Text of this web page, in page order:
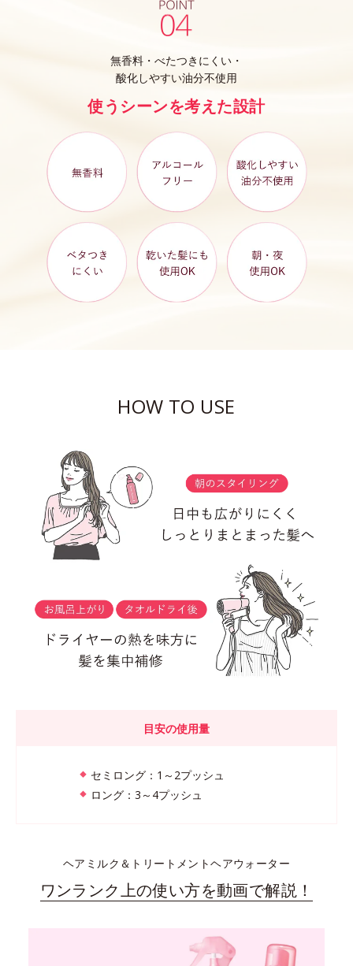
無香料・べたつきにくい・
酸化しやすい油分不使用
使うシーンを考えた設計
HOW TO USE
目安の使用量
セミロング：1～2プッシュ
ロング：3～4プッシュ
ヘアミルク＆トリートメントヘアウォーター
ワンランク上の使い方を動画で解説！